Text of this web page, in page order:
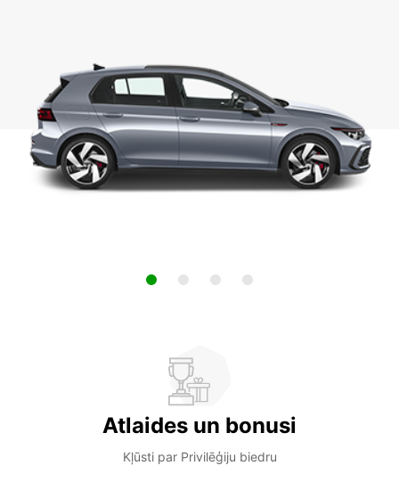
Atlaides un bonusi
Kļūsti par Privilēģiju biedru